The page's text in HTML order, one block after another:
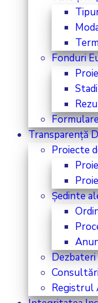
Fonduri
Transparență
Proiecte
Ședinte
Registrul